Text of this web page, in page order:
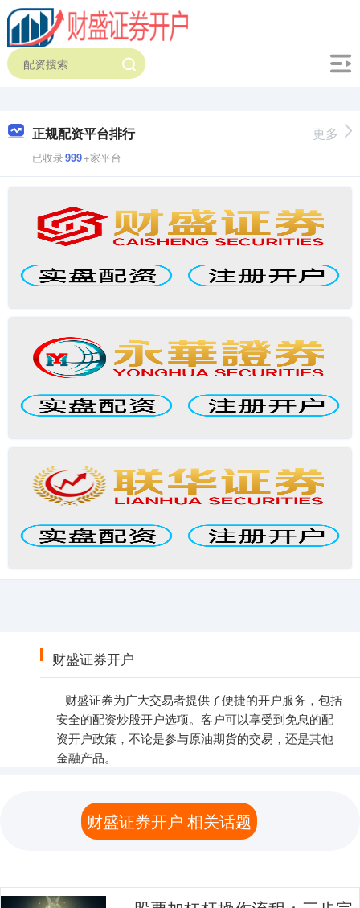
正规配资平台排行
已收录999+家平台
更多
财盛证券开户
财盛证券为广大交易者提供了便捷的开户服务，包括
安全的配资炒股开户选项。客户可以享受到免息的配
资开户政策，不论是参与原油期货的交易，还是其他
金融产品。
财盛证券开户 相关话题